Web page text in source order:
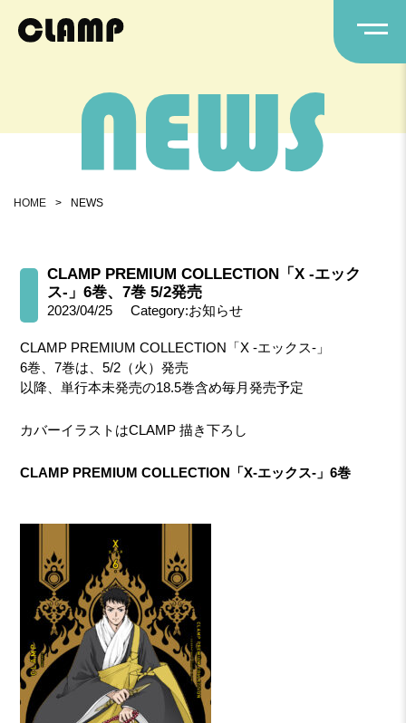
HOME > NEWS
CLAMP PREMIUM COLLECTION「X -エック
ス-」6巻、7巻 5/2発売
2023/04/25 Category:お知らせ
CLAMP PREMIUM COLLECTION「X -エックス-」
6巻、7巻は、5/2（火）発売
以降、単行本未発売の18.5巻含め毎月発売予定
カバーイラストはCLAMP 描き下ろし
CLAMP PREMIUM COLLECTION「X-エックス-」6巻